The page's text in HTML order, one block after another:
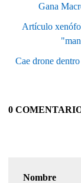
Gana
Artículo
Cae drone
0
Nombre